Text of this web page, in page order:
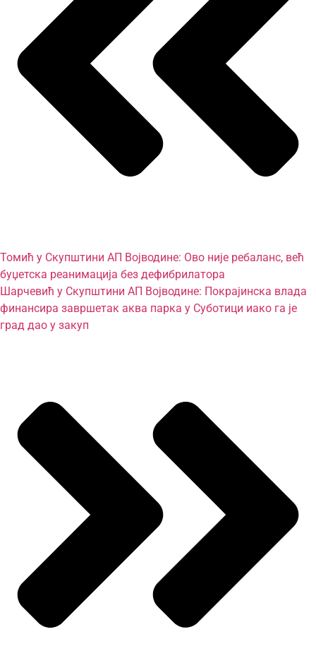
Томић у Скупштини АП Војводине: Ово није ребаланс, већ
буџетска реанимација без дефибрилатора
Шарчевић у Скупштини АП Војводине: Покрајинска влада
финансира завршетак аква парка у Суботици иако га је
град дао у закуп